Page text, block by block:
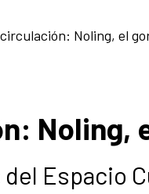
Noling,
Espacio